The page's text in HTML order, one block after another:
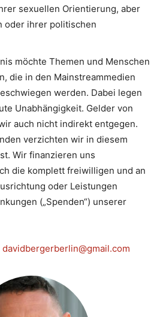
sexuellen Orientierung, aber
oder ihrer politischen
möchte Themen und Menschen
die in den Mainstreammedien
werden. Dabei legen
Unabhängigkeit. Gelder von
auch nicht indirekt entgegen.
verzichten wir in diesem
Wir finanzieren uns
die komplett freiwilligen und an
oder Leistungen
(„Spenden“) unserer
davidbergerberlin@gmail.com